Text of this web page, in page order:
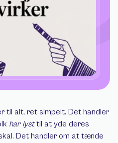
til alt, ret simpelt. Det handler
har lyst til at yde deres
Det handler om at tænde